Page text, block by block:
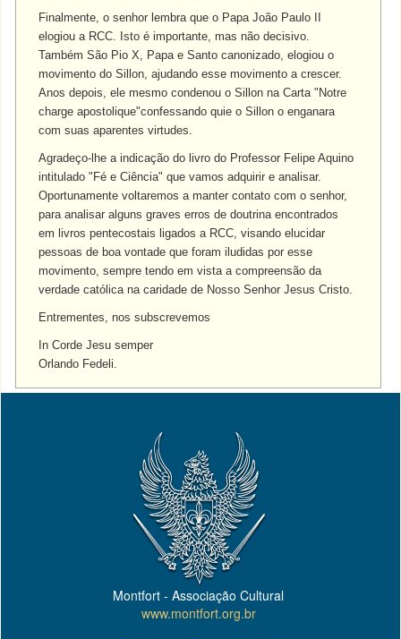
Finalmente, o senhor lembra que o Papa João Paulo II
elogiou a RCC. Isto é importante, mas não decisivo.
Também São Pio X, Papa e Santo canonizado, elogiou o
movimento do Sillon, ajudando esse movimento a crescer.
Anos depois, ele mesmo condenou o Sillon na Carta "Notre
charge apostolique"confessando quie o Sillon o enganara
com suas aparentes virtudes.
Agradeço-lhe a indicação do livro do Professor Felipe Aquino
intitulado "Fé e Ciência" que vamos adquirir e analisar.
Oportunamente voltaremos a manter contato com o senhor,
para analisar alguns graves erros de doutrina encontrados
em livros pentecostais ligados a RCC, visando elucidar
pessoas de boa vontade que foram iludidas por esse
movimento, sempre tendo em vista a compreensão da
verdade católica na caridade de Nosso Senhor Jesus Cristo.
Entrementes, nos subscrevemos
In Corde Jesu semper
Orlando Fedeli.
Montfort - Associação Cultural
www.montfort.org.br